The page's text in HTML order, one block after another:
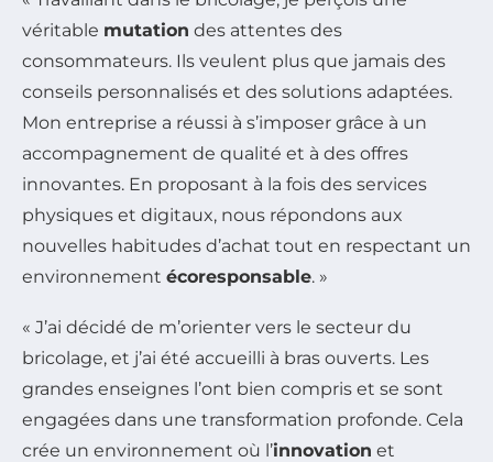
véritable mutation des attentes des
consommateurs. Ils veulent plus que jamais des
conseils personnalisés et des solutions adaptées.
Mon entreprise a réussi à s’imposer grâce à un
accompagnement de qualité et à des offres
innovantes. En proposant à la fois des services
physiques et digitaux, nous répondons aux
nouvelles habitudes d’achat tout en respectant un
environnement écoresponsable. »
« J’ai décidé de m’orienter vers le secteur du
bricolage, et j’ai été accueilli à bras ouverts. Les
grandes enseignes l’ont bien compris et se sont
engagées dans une transformation profonde. Cela
crée un environnement où l’innovation et